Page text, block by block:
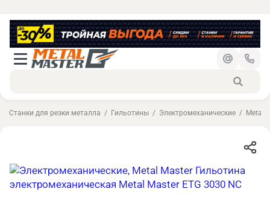
Станки для резки металла Гильотины Электромеханические Metal